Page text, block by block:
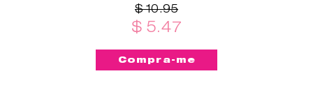
$ 10.95
$ 5.47